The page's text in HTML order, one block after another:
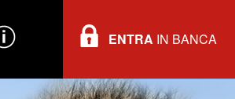
ENTRA IN BANCA